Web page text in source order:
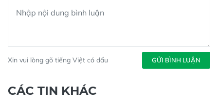
Xin vui lòng gõ tiếng Việt có dấu GỬI BÌNH LUẬN
CÁC TIN KHÁC